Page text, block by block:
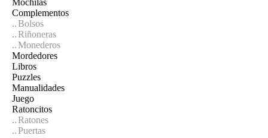
Complementos
Bolsos
Riñoneras
Monederos
Mordedores
Libros
Puzzles
Manualidades
Juego
Ratoncitos
Ratones
Puertas